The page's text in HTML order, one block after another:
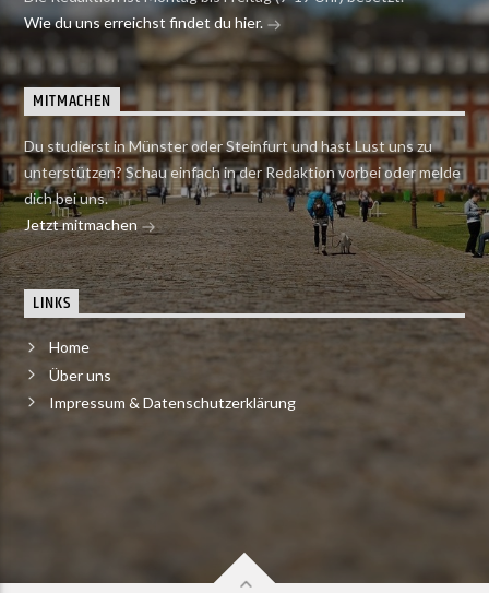
Wie du uns erreichst findet du hier.
MITMACHEN
Du studierst in Münster oder Steinfurt und hast Lust uns zu
unterstützen? Schau einfach in der Redaktion vorbei oder melde
dich bei uns.
Jetzt mitmachen
LINKS
Home
Über uns
Impressum & Datenschutzerklärung